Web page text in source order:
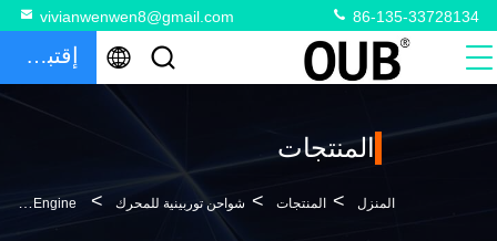
vivianwenwen8@gmail.com 86-135-33728134
إقتباس
المنتجات
المنزل > المنتجات > شواحن توربينية للمحرك > 6BT5.9 Tubo R220-5 Hyundai Excavator Engine شاحن توربيني 3536971 3802767 3536975